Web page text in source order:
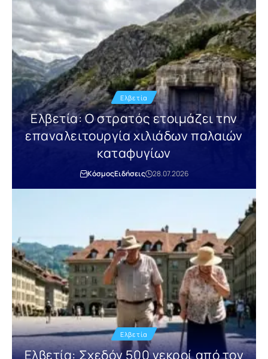
Ελβετία
Ελβετία: Ο στρατός ετοιμάζει την
επαναλειτουργία χιλιάδων παλαιών
καταφυγίων
ΚόσμοςΕιδήσεις 28.07.2026
Ελβετία
Ελβετία: Σχεδόν 500 νεκροί από τον